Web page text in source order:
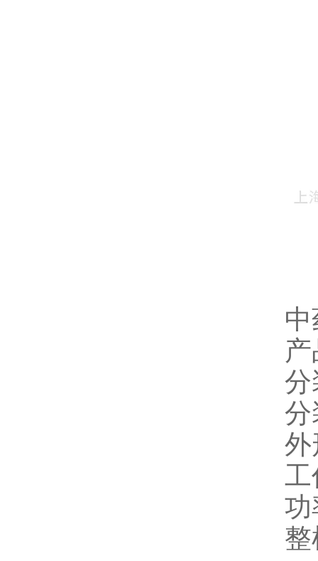
分
分
外
工
功